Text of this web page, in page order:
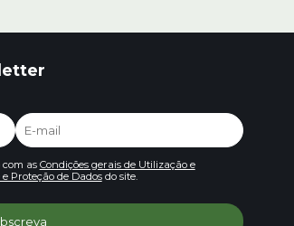
as Condições gerais de Utilização e
Proteção de Dadosdo site.